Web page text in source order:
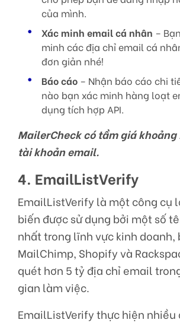
của mình.
Xác minh email cá nhân –
minh các địa chỉ email cá
đơn giản nhé!
Báo cáo – Nhận báo cáo chi
nào bạn xác minh hàng loạt
dụng tích hợp API.
MailerCheck có tầm giá khoảng
tài khoản email.
4. EmailListVerify
EmailListVerify là một công cụ
biến được sử dụng bởi một số
nhất trong lĩnh vực kinh doanh,
MailChimp, Shopify và
quét hơn 5 tỷ địa chỉ email
gian làm việc.
EmailListVerify thực hiện nhiều